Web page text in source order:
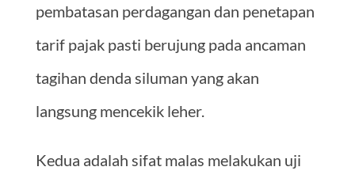
pembatasan perdagangan dan penetapan
tarif pajak pasti berujung pada ancaman
tagihan denda siluman yang akan
langsung mencekik leher.
Kedua adalah sifat malas melakukan uji